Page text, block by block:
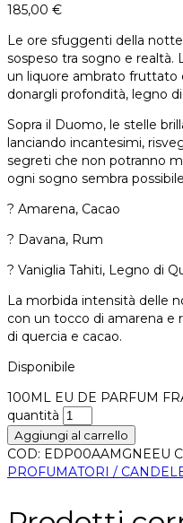
185,00 €
Le ore sfuggenti della
sospeso tra sogno e realtà.
un liquore ambrato fruttato
donargli profondità, legno
Sopra il Duomo, le stelle
lanciando incantesimi,
segreti che non potranno
ogni sogno sembra
? Amarena, Cacao
? Davana, Rum
? Vaniglia Tahiti, Legno di
La morbida intensità delle
con un tocco di amarena e
di quercia e cacao.
Disponibile
100ML EU DE PARFUM
quantità
Aggiungi al carrello
COD: EDP00AAMGNEEU
PROFUMATORI /